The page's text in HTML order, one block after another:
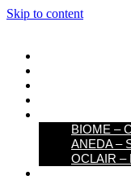
Skip to content
BIOME –
ANEDA –
OCLAIR –